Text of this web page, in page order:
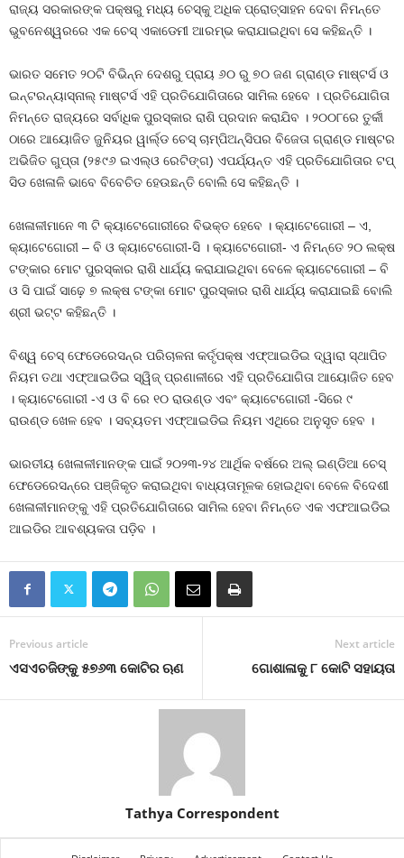
ରାଜ୍ୟ ସରକାରଙ୍କ ପକ୍ଷରୁ ମଧ୍ୟ ଚେସ୍‌କୁ ଅଧିକ ପ୍ରୋତ୍ସାହନ ଦେବା ନିମନ୍ତେ
ଭୁବନେଶ୍ୱରରେ ଏକ ଚେସ୍ ଏକାଡେମୀ ଆରମ୍ଭ କରାଯାଇଥିବା ସେ କହିଛନ୍ତି ।
ଭାରତ ସମେତ ୨୦ଟି ବିଭିନ୍ନ ଦେଶରୁ ପ୍ରାୟ ୬୦ ରୁ ୭୦ ଜଣ ଗ୍ରାଣ୍ଡ ମାଷ୍ଟର୍ସ ଓ
ଇନ୍‌ଟରନ୍ୟାସ୍‌ନାଲ୍ ମାଷ୍ଟର୍ସ ଏହି ପ୍ରତିଯୋଗିତାରେ ସାମିଲ ହେବେ । ପ୍ରତିଯୋଗିତା
ନିମନ୍ତେ ରାଜ୍ୟରେ ସର୍ବାଧିକ ପୁରସ୍କାର ରାଶି ପ୍ରଦାନ କରାଯିବ । ୨୦୦୮ରେ ତୁର୍କୀ
ଠାରେ ଆୟୋଜିତ ଜୁନିୟର ୱାର୍ଲ୍ଡ ଚେସ୍ ଚାମ୍ପିଅନ୍‌ସିପର ବିଜେତା ଗ୍ରାଣ୍ଡ ମାଷ୍ଟର
ଅଭିଜିତ ଗୁପ୍ତା (୨୫୯୬ ଇଏଲ୍‌ଓ ରେଟିଙ୍ଗ) ଏପର୍ଯ୍ୟନ୍ତ ଏହି ପ୍ରତିଯୋଗିତାର ଟପ୍
ସିଡ ଖେଳାଳି ଭାବେ ବିବେଚିତ ହେଉଛନ୍ତି ବୋଲି ସେ କହିଛନ୍ତି ।
ଖେଳାଳୀମାନେ ୩ ଟି କ୍ୟାଟେଗୋରୀରେ ବିଭକ୍ତ ହେବେ । କ୍ୟାଟେଗୋରୀ – ଏ,
କ୍ୟାଟେଗୋରୀ – ବି ଓ କ୍ୟାଟେଗୋରୀ-ସି । କ୍ୟାଟେଗୋରୀ- ଏ ନିମନ୍ତେ ୨୦ ଲକ୍ଷ
ଟଙ୍କାର ମୋଟ ପୁରସ୍କାର ରାଶି ଧାର୍ଯ୍ୟ କରାଯାଇଥିବା ବେଳେ କ୍ୟାଟେଗୋରୀ – ବି
ଓ ସି ପାଇଁ ସାଢ଼େ ୭ ଲକ୍ଷ ଟଙ୍କା ମୋଟ ପୁରସ୍କାର ରାଶି ଧାର୍ଯ୍ୟ କରାଯାଇଛି ବୋଲି
ଶ୍ରୀ ଭଟ୍ଟ କହିଛନ୍ତି ।
ବିଶ୍ୱ ଚେସ୍ ଫେଡେରେସନ୍‌ର ପରିଚାଳନା କର୍ତୃପକ୍ଷ ଏଫ୍‌ଆଇଡିଇ ଦ୍ୱାରା ସ୍ଥାପିତ
ନିୟମ ତଥା ଏଫ୍‌ଆଇଡିଇ ସ୍ୱିଜ୍ ପ୍ରଣାଳୀରେ ଏହି ପ୍ରତିଯୋଗିତା ଆୟୋଜିତ ହେବ
। କ୍ୟାଟେଗୋରୀ -ଏ ଓ ବି ରେ ୧୦ ରାଉଣ୍ଡ ଏବଂ କ୍ୟାଟେଗୋରୀ -ସିରେ ୯
ରାଉଣ୍ଡ ଖେଳ ହେବ । ସବ୍ୟତମ ଏଫ୍‌ଆଇଡିଇ ନିୟମ ଏଥିରେ ଅନୁସୃତ ହେବ ।
ଭାରତୀୟ ଖେଳାଳୀମାନଙ୍କ ପାଇଁ ୨୦୨୩-୨୪ ଆର୍ଥିକ ବର୍ଷରେ ଅଲ୍ ଇଣ୍ଡିଆ ଚେସ୍
ଫେଡେରେସନ୍‌ରେ ପଞ୍ଜିକୃତ କରାଇଥିବା ବାଧ୍ୟତାମୂଳକ ହୋଇଥିବା ବେଳେ ବିଦେଶୀ
ଖେଳାଳୀମାନଙ୍କୁ ଏହି ପ୍ରତିଯୋଗିତାରେ ସାମିଲ ହେବା ନିମନ୍ତେ ଏକ ଏଫଆଇଡିଇ
ଆଇଡିର ଆବଶ୍ୟକତା ପଡ଼ିବ ।
Previous article
ଏସଏଚଜିଙ୍କୁ ୫୭୬୩ କୋଟିର ଋଣ
Next article
ଗୋଶାଳାକୁ ୮ କୋଟି ସହାୟତା
Tathya Correspondent